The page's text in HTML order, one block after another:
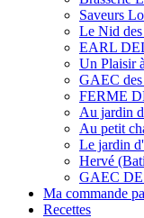
Saveurs
Le Nid
EARL
Un Plaisir
GAEC
FERME
Au jardin
Au petit
Le jardin
Hervé
GAEC
Ma commande
Recettes